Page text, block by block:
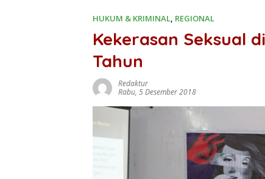
HUKUM & KRIMINAL, REGIONAL
Kekerasan Seksual
Tahun
Redaktur
Rabu, 5 Desember 2018